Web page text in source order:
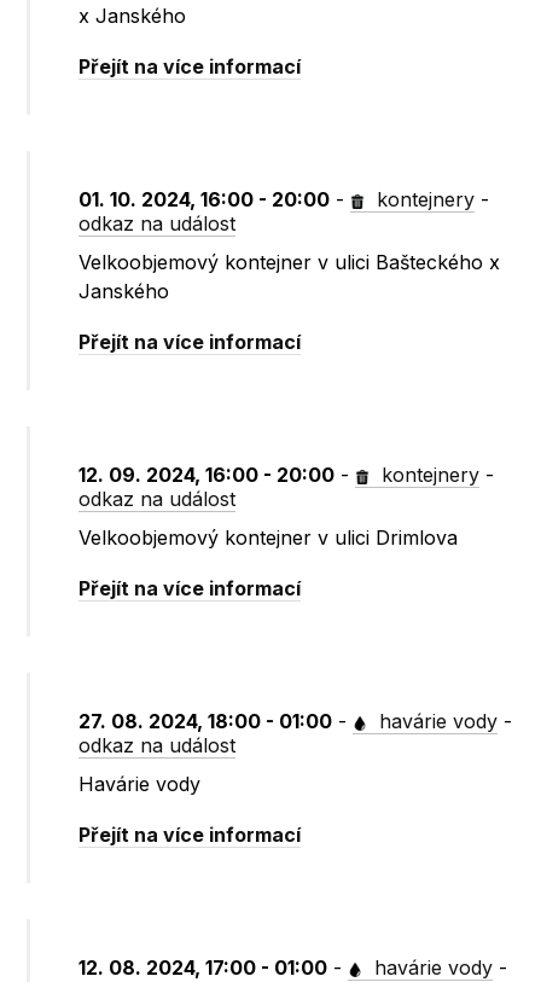
x Janského
Přejít na více informací
01. 10. 2024, 16:00 - 20:00 - kontejnery -
odkaz na událost
Velkoobjemový kontejner v ulici Bašteckého x
Janského
Přejít na více informací
12. 09. 2024, 16:00 - 20:00 - kontejnery -
odkaz na událost
Velkoobjemový kontejner v ulici Drimlova
Přejít na více informací
27. 08. 2024, 18:00 - 01:00 - havárie vody -
odkaz na událost
Havárie vody
Přejít na více informací
12. 08. 2024, 17:00 - 01:00 - havárie vody -